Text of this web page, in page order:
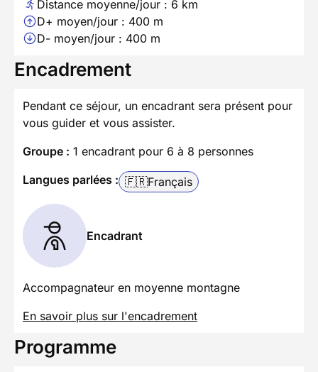
Distance moyenne/jour : 6 km
D+ moyen/jour : 400 m
D- moyen/jour : 400 m
Encadrement
Pendant ce séjour, un encadrant sera présent pour
vous guider et vous assister.
Groupe : 1 encadrant pour 6 à 8 personnes
Langues parlées : 🇫🇷Français
Encadrant
Accompagnateur en moyenne montagne
En savoir plus sur l'encadrement
Programme